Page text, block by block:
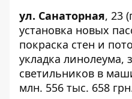
ул. Санаторная, 23
установка новых
покраска стен и
укладка линолеума,
светильников в
млн. 556 тыс. 658